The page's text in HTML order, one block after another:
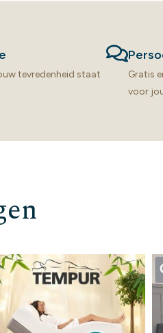
tevredenheid staat
Gratis
voor